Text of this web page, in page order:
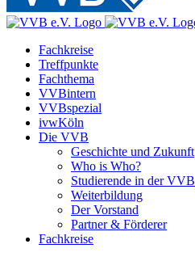
Fachkreise
Treffpunkte
Fachthema
VVBintern
VVBspezial
ivwKöln
Die VVB
Geschichte und Zukunft
Who is Who?
Studierende in der VVB
Weiterbildung
Der Vorstand
Partner & Förderer
Fachkreise